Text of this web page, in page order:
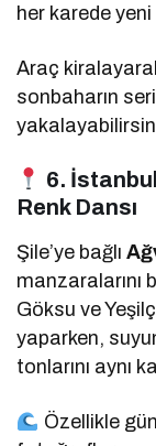
her karede
Araç
sonbaharın
6.
Renk Dansı
Şile’ye bağlı
manzaralarını
Göksu ve
yaparken,
tonlarını aynı
Özellikle